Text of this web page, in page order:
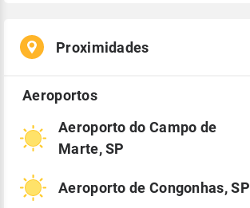
Proximidades
Aeroporto do Campo de
Marte, SP
Aeroporto de Congonhas, SP